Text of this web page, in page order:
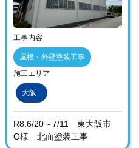
工事内容
屋根・外壁塗装工事
施工エリア
大阪
R8.6/20～7/11 東大阪市
O様 北面塗装工事